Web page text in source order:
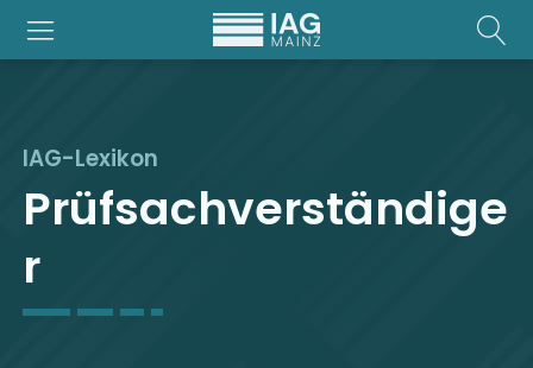
IAG-Lexikon
Prüfsachverständige
r